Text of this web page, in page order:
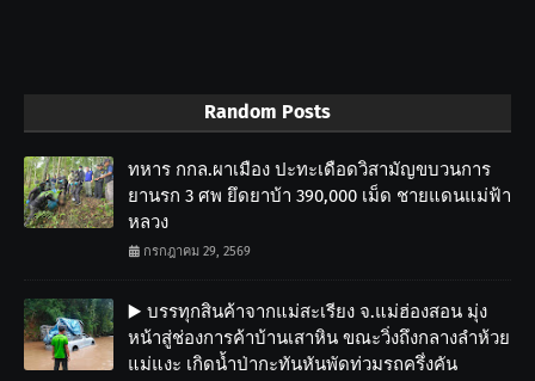
Random Posts
ทหาร กกล.ผาเมือง ปะทะเดือดวิสามัญขบวนการ
ยานรก 3 ศพ ยึดยาบ้า 390,000 เม็ด ชายแดนแม่ฟ้า
หลวง
กรกฎาคม 29, 2569
▶️ บรรทุกสินค้าจากแม่สะเรียง จ.แม่ฮ่องสอน มุ่ง
หน้าสู่ช่องการค้าบ้านเสาหิน ขณะวิ่งถึงกลางลำห้วย
แม่แงะ เกิดน้ำป่ากะทันหันพัดท่วมรถครึ่งคัน